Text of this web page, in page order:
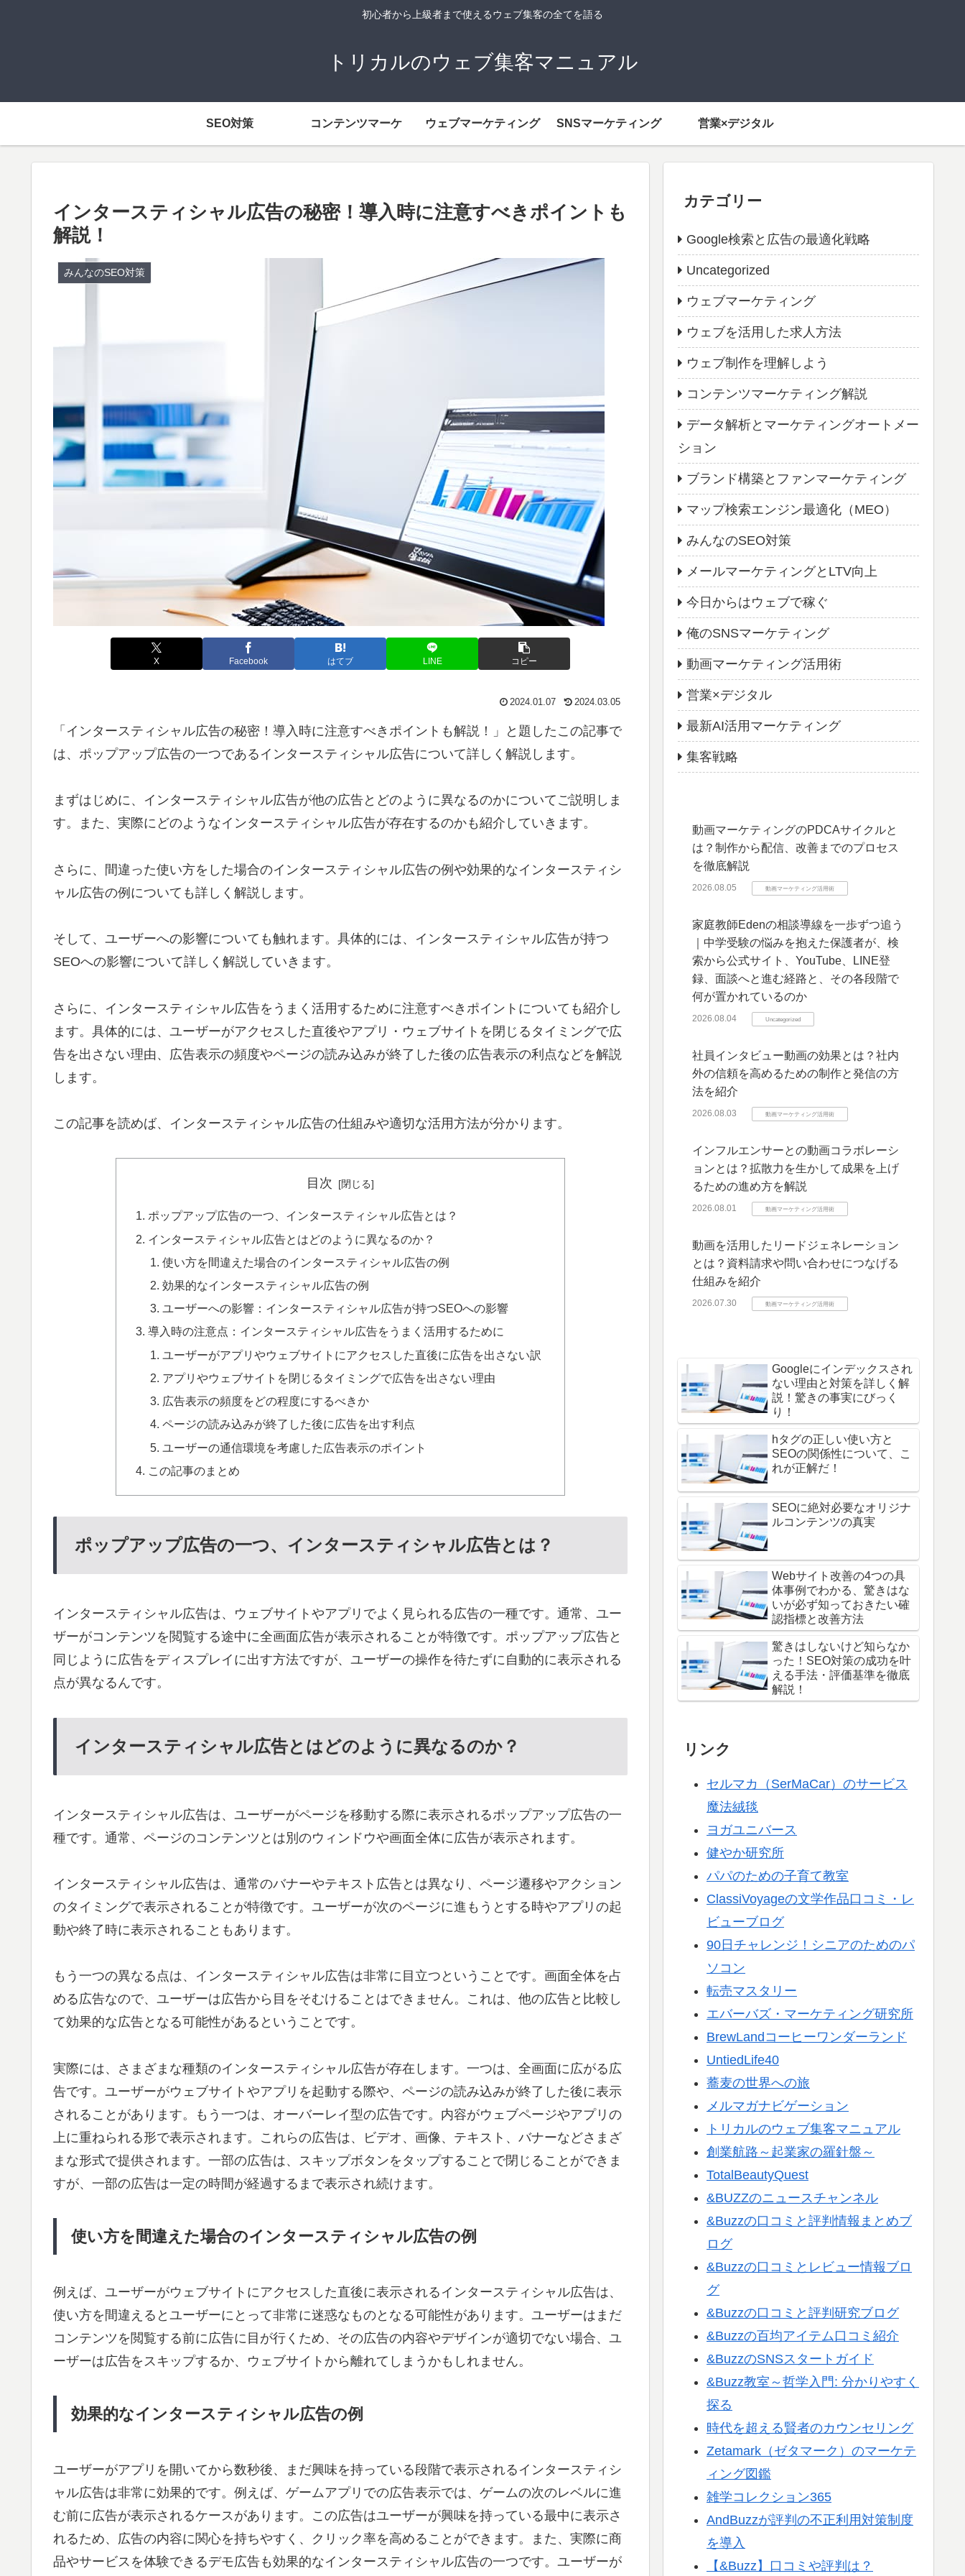
初心者から上級者まで使えるウェブ集客の全てを語る
トリカルのウェブ集客マニュアル
SEO対策 コンテンツマーケ ウェブマーケティング SNSマーケティング 営業×デジタル
インタースティシャル広告の秘密！導入時に注意すべきポイントも
解説！
みんなのSEO対策
X Facebook はてブ LINE コピー
2024.01.07 2024.03.05
「インタースティシャル広告の秘密！導入時に注意すべきポイントも解説！」と題したこの記事で
は、ポップアップ広告の一つであるインタースティシャル広告について詳しく解説します。
まずはじめに、インタースティシャル広告が他の広告とどのように異なるのかについてご説明しま
す。また、実際にどのようなインタースティシャル広告が存在するのかも紹介していきます。
さらに、間違った使い方をした場合のインタースティシャル広告の例や効果的なインタースティシ
ャル広告の例についても詳しく解説します。
そして、ユーザーへの影響についても触れます。具体的には、インタースティシャル広告が持つ
SEOへの影響について詳しく解説していきます。
さらに、インタースティシャル広告をうまく活用するために注意すべきポイントについても紹介し
ます。具体的には、ユーザーがアクセスした直後やアプリ・ウェブサイトを閉じるタイミングで広
告を出さない理由、広告表示の頻度やページの読み込みが終了した後の広告表示の利点などを解説
します。
この記事を読めば、インタースティシャル広告の仕組みや適切な活用方法が分かります。
目次
ポップアップ広告の一つ、インタースティシャル広告とは？
インタースティシャル広告とはどのように異なるのか？
使い方を間違えた場合のインタースティシャル広告の例
効果的なインタースティシャル広告の例
ユーザーへの影響：インタースティシャル広告が持つSEOへの影響
導入時の注意点：インタースティシャル広告をうまく活用するために
ユーザーがアプリやウェブサイトにアクセスした直後に広告を出さない訳
アプリやウェブサイトを閉じるタイミングで広告を出さない理由
広告表示の頻度をどの程度にするべきか
ページの読み込みが終了した後に広告を出す利点
ユーザーの通信環境を考慮した広告表示のポイント
この記事のまとめ
ポップアップ広告の一つ、インタースティシャル広告とは？
インタースティシャル広告は、ウェブサイトやアプリでよく見られる広告の一種です。通常、ユー
ザーがコンテンツを閲覧する途中に全画面広告が表示されることが特徴です。ポップアップ広告と
同じように広告をディスプレイに出す方法ですが、ユーザーの操作を待たずに自動的に表示される
点が異なるんです。
インタースティシャル広告とはどのように異なるのか？
インタースティシャル広告は、ユーザーがページを移動する際に表示されるポップアップ広告の一
種です。通常、ページのコンテンツとは別のウィンドウや画面全体に広告が表示されます。
インタースティシャル広告は、通常のバナーやテキスト広告とは異なり、ページ遷移やアクション
のタイミングで表示されることが特徴です。ユーザーが次のページに進もうとする時やアプリの起
動や終了時に表示されることもあります。
もう一つの異なる点は、インタースティシャル広告は非常に目立つということです。画面全体を占
める広告なので、ユーザーは広告から目をそむけることはできません。これは、他の広告と比較し
て効果的な広告となる可能性があるということです。
実際には、さまざまな種類のインタースティシャル広告が存在します。一つは、全画面に広がる広
告です。ユーザーがウェブサイトやアプリを起動する際や、ページの読み込みが終了した後に表示
されることがあります。もう一つは、オーバーレイ型の広告です。内容がウェブページやアプリの
上に重ねられる形で表示されます。これらの広告は、ビデオ、画像、テキスト、バナーなどさまざ
まな形式で提供されます。一部の広告は、スキップボタンをタップすることで閉じることができま
すが、一部の広告は一定の時間が経過するまで表示され続けます。
使い方を間違えた場合のインタースティシャル広告の例
例えば、ユーザーがウェブサイトにアクセスした直後に表示されるインタースティシャル広告は、
使い方を間違えるとユーザーにとって非常に迷惑なものとなる可能性があります。ユーザーはまだ
コンテンツを閲覧する前に広告に目が行くため、その広告の内容やデザインが適切でない場合、ユ
ーザーは広告をスキップするか、ウェブサイトから離れてしまうかもしれません。
効果的なインタースティシャル広告の例
ユーザーがアプリを開いてから数秒後、まだ興味を持っている段階で表示されるインタースティシ
ャル広告は非常に効果的です。例えば、ゲームアプリでの広告表示では、ゲームの次のレベルに進
む前に広告が表示されるケースがあります。この広告はユーザーが興味を持っている最中に表示さ
れるため、広告の内容に関心を持ちやすく、クリック率を高めることができます。また、実際に商
品やサービスを体験できるデモ広告も効果的なインタースティシャル広告の一つです。ユーザーが
カテゴリー
Google検索と広告の最適化戦略
Uncategorized
ウェブマーケティング
ウェブを活用した求人方法
ウェブ制作を理解しよう
コンテンツマーケティング解説
データ解析とマーケティングオートメー
ション
ブランド構築とファンマーケティング
マップ検索エンジン最適化（MEO）
みんなのSEO対策
メールマーケティングとLTV向上
今日からはウェブで稼ぐ
俺のSNSマーケティング
動画マーケティング活用術
営業×デジタル
最新AI活用マーケティング
集客戦略
動画マーケティングのPDCAサイクルと
は？制作から配信、改善までのプロセス
を徹底解説
2026.08.05 動画マーケティング活用術
家庭教師Edenの相談導線を一歩ずつ追う
｜中学受験の悩みを抱えた保護者が、検
索から公式サイト、YouTube、LINE登
録、面談へと進む経路と、その各段階で
何が置かれているのか
2026.08.04 Uncategorized
社員インタビュー動画の効果とは？社内
外の信頼を高めるための制作と発信の方
法を紹介
2026.08.03 動画マーケティング活用術
インフルエンサーとの動画コラボレーシ
ョンとは？拡散力を生かして成果を上げ
るための進め方を解説
2026.08.01 動画マーケティング活用術
動画を活用したリードジェネレーション
とは？資料請求や問い合わせにつなげる
仕組みを紹介
2026.07.30 動画マーケティング活用術
Googleにインデックスされ
ない理由と対策を詳しく解
説！驚きの事実にびっく
り！
hタグの正しい使い方と
SEOの関係性について、こ
れが正解だ！
SEOに絶対必要なオリジナ
ルコンテンツの真実
Webサイト改善の4つの具
体事例でわかる、驚きはな
いが必ず知っておきたい確
認指標と改善方法
驚きはしないけど知らなか
った！SEO対策の成功を叶
える手法・評価基準を徹底
解説！
リンク
セルマカ（SerMaCar）のサービス
魔法絨毯
ヨガユニバース
健やか研究所
パパのための子育て教室
ClassiVoyageの文学作品口コミ・レ
ビューブログ
90日チャレンジ！シニアのためのパ
ソコン
転売マスタリー
エバーバズ・マーケティング研究所
BrewLandコーヒーワンダーランド
UntiedLife40
蕎麦の世界への旅
メルマガナビゲーション
トリカルのウェブ集客マニュアル
創業航路～起業家の羅針盤～
TotalBeautyQuest
&BUZZのニュースチャンネル
&Buzzの口コミと評判情報まとめブ
ログ
&Buzzの口コミとレビュー情報ブロ
グ
&Buzzの口コミと評判研究ブログ
&Buzzの百均アイテム口コミ紹介
&BuzzのSNSスタートガイド
&Buzz教室～哲学入門: 分かりやすく
探る
時代を超える賢者のカウンセリング
Zetamark（ゼタマーク）のマーケテ
ィング図鑑
雑学コレクション365
AndBuzzが評判の不正利用対策制度
を導入
【&Buzz】口コミや評判は？